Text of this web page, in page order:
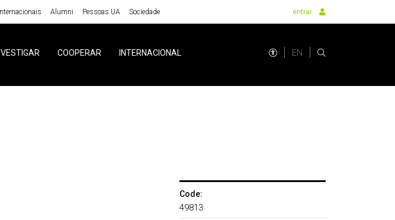
Alumni Pessoas UA Sociedade entrar
COOPERAR INTERNACIONAL EN
Code:
49813